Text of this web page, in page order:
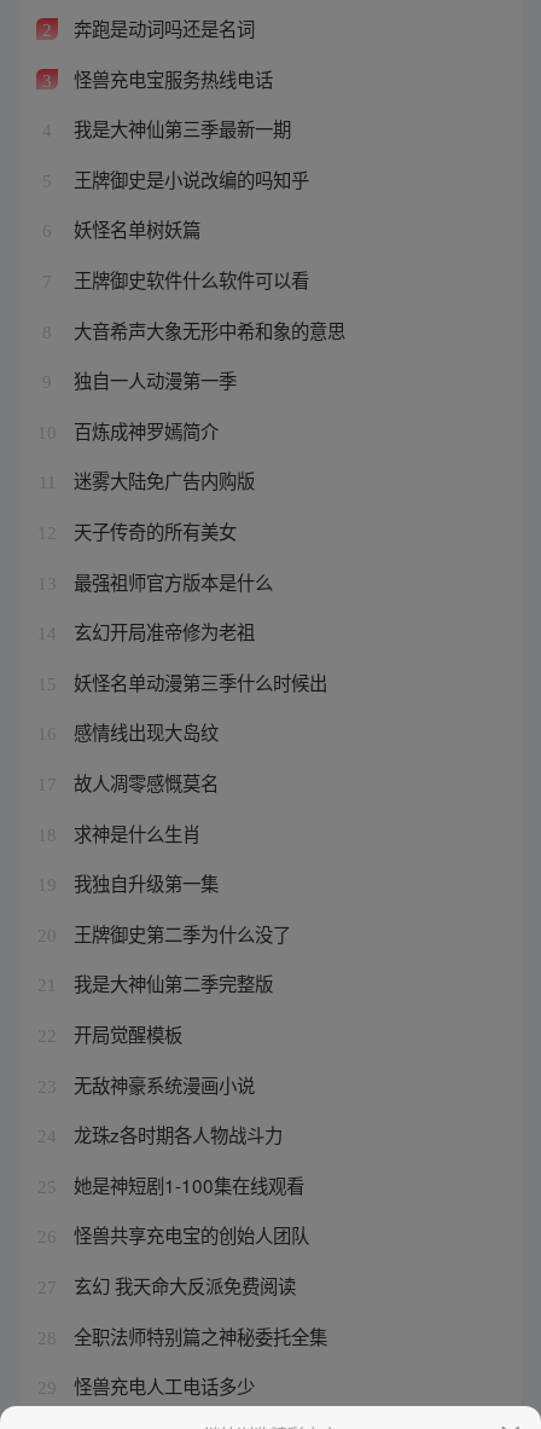
2 奔跑是动词吗还是名词
3 怪兽充电宝服务热线电话
4 我是大神仙第三季最新一期
5 王牌御史是小说改编的吗知乎
6 妖怪名单树妖篇
7 王牌御史软件什么软件可以看
8 大音希声大象无形中希和象的意思
9 独自一人动漫第一季
10 百炼成神罗嫣简介
迷雾大陆免广告内购版
12 天子传奇的所有美女
13 最强祖师官方版本是什么
14 玄幻开局准帝修为老祖
15 妖怪名单动漫第三季什么时候出
16 感情线出现大岛纹
17 故人凋零感慨莫名
18 求神是什么生肖
19 我独自升级第一集
20 王牌御史第二季为什么没了
21 我是大神仙第二季完整版
22 开局觉醒模板
23 无敌神豪系统漫画小说
24 龙珠z各时期各人物战斗力
25 她是神短剧1-100集在线观看
26 怪兽共享充电宝的创始人团队
27 玄幻 我天命大反派免费阅读
28 全职法师特别篇之神秘委托全集
29 怪兽充电人工电话多少